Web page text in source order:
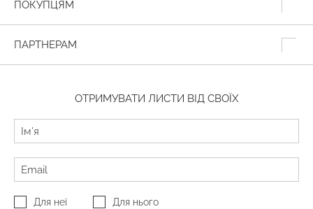
ПОКУПЦЯМ
ПАРТНЕРАМ
ОТРИМУВАТИ ЛИСТИ ВІД СВОЇХ
Для неї Для нього